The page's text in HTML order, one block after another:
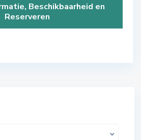
Beschikbaarheid en
Reserveren